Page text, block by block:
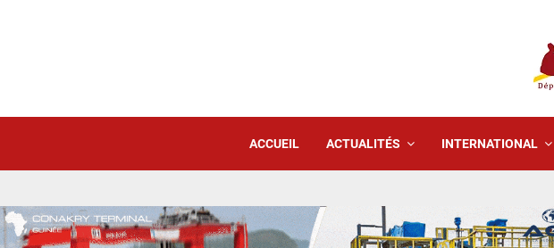
ACCUEIL ACTUALITÉS INTERNATIONAL